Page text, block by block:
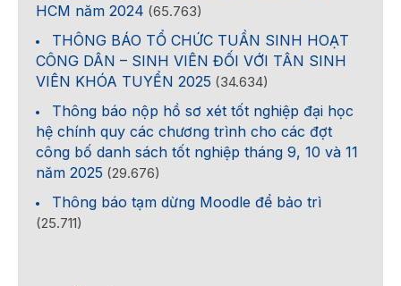
HCM năm 2024 (65.763)
THÔNG BÁO TỔ CHỨC TUẦN SINH HOẠT
CÔNG DÂN – SINH VIÊN ĐỐI VỚI TÂN SINH
VIÊN KHÓA TUYỂN 2025 (34.634)
Thông báo nộp hồ sơ xét tốt nghiệp đại học
hệ chính quy các chương trình cho các đợt
công bố danh sách tốt nghiệp tháng 9, 10 và 11
năm 2025 (29.676)
Thông báo tạm dừng Moodle để bảo trì
(25.711)